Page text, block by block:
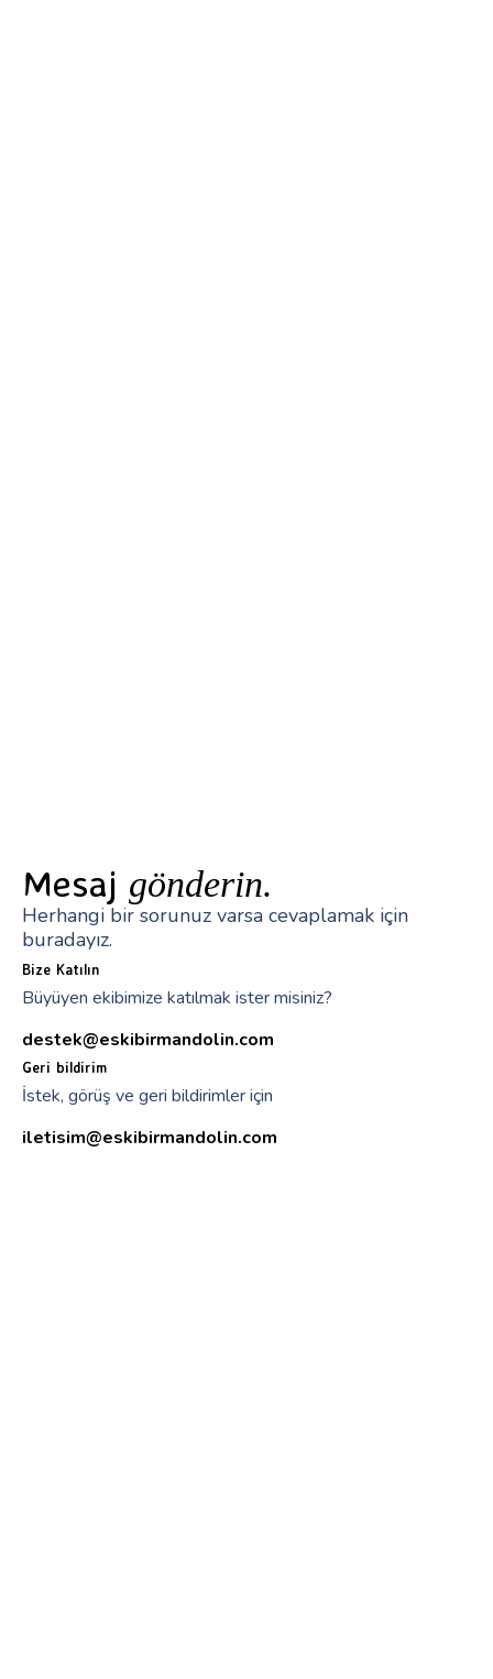
Mesaj gönderin.
Herhangi bir sorunuz varsa cevaplamak için
buradayız.
Bize Katılın
Büyüyen ekibimize katılmak ister misiniz?
destek@eskibirmandolin.com
Geri bildirim
İstek, görüş ve geri bildirimler için
iletisim@eskibirmandolin.com